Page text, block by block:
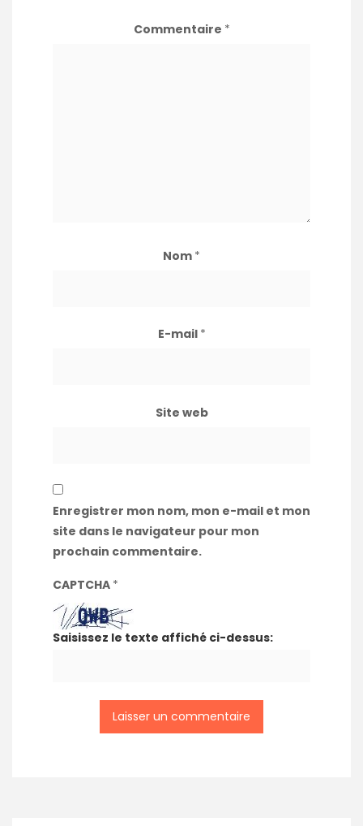
Commentaire *
Nom *
E-mail *
Site web
Enregistrer mon nom, mon e-mail et mon
site dans le navigateur pour mon
prochain commentaire.
CAPTCHA *
Saisissez le texte affiché ci-dessus: